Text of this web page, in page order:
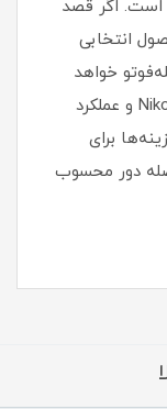
اگر قصد
این محصول انتخابی
خواهد
بود. با توجه به قیمت لنز Nikon 70-300mm و عملکرد
برای
دور محسوب